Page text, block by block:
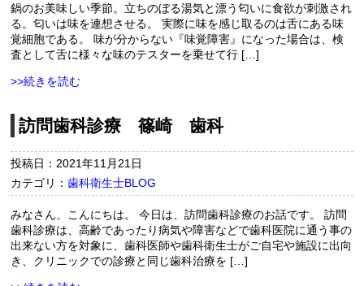
鍋のお美味しい季節。立ちのぼる湯気と漂う匂いに食欲が刺激され
る。匂いは味を連想させる。 実際に味を感じ取るのは舌にある味
覚細胞である。 味が分からない『味覚障害』になった場合は、検
査として舌に様々な味のテスターを乗せて行 […]
>>続きを読む
訪問歯科診療 篠崎 歯科
投稿日：2021年11月21日
カテゴリ：歯科衛生士BLOG
みなさん、こんにちは。 今日は、訪問歯科診療のお話です。 訪問
歯科診療は、高齢であったり病気や障害などで歯科医院に通う事の
出来ない方を対象に、歯科医師や歯科衛生士がご自宅や施設に出向
き、クリニックでの診療と同じ歯科治療を […]